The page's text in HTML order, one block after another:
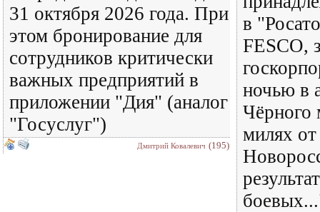
31 октября 2026 года. При
этом бронирование для
сотрудников критически
важных предприятий в
приложении "Дия" (аналог
"Госуслуг")
Дмитрий Ковалевич (195)
в
FESCO,
ночью в
Чёрного
милях от